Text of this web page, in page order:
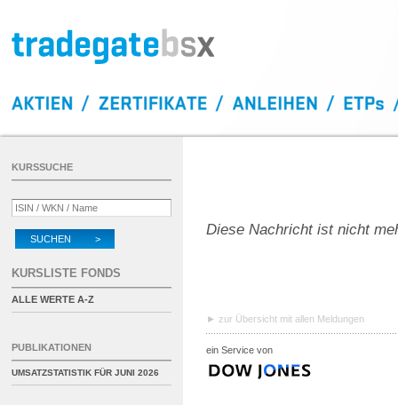
Diese Nachricht ist nicht
zur Übersicht mit allen Meldungen
ein Service von
KURSSUCHE
SUCHEN >
KURSLISTE FONDS
ALLE WERTE A-Z
PUBLIKATIONEN
UMSATZSTATISTIK FÜR JUNI 2026